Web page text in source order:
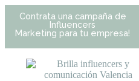
Contrata una campaña de
Influencers
Marketing para tu empresa!